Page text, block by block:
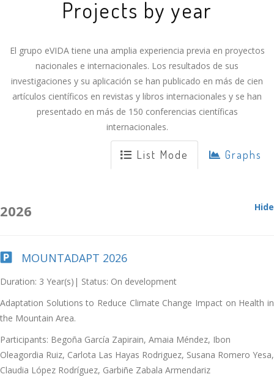
Projects by year
El grupo eVIDA tiene una amplia experiencia previa en proyectos
nacionales e internacionales. Los resultados de sus
investigaciones y su aplicación se han publicado en más de cien
artículos científicos en revistas y libros internacionales y se han
presentado en más de 150 conferencias científicas
internacionales.
List Mode Graphs
2026 Hide
MOUNTADAPT 2026
Duration: 3 Year(s)| Status: On development
Adaptation Solutions to Reduce Climate Change Impact on Health in
the Mountain Area.
Participants: Begoña García Zapirain, Amaia Méndez, Ibon
Oleagordia Ruiz, Carlota Las Hayas Rodriguez, Susana Romero Yesa,
Claudia López Rodríguez, Garbiñe Zabala Armendariz